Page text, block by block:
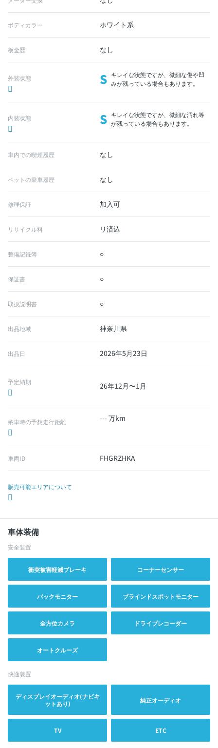
ボディカラー ホワイト系
板金歴 なし
外装状態 S キレイな状態ですが、微細な傷や凹
みが残っている場合もあります。
内装状態 S キレイな状態ですが、微細な汚れ等
が残っている場合もあります。
車内での喫煙履歴 なし
ペットの乗車履歴 なし
修理保証 加入可
リサイクル料 リ済込
整備記録簿 ○
保証書 ○
取扱説明書 ○
出品地域 神奈川県
出品日 2026年5月23日
予定納期 26年12月〜1月
納車時の予想走行距離 --- 万km
車両ID FHGRZHKA
販売可能エリアについて
車体装備
安全装置
衝突被害軽減ブレーキ コーナーセンサー
バックモニター ブラインドスポットモニター
全方位カメラ ドライブレコーダー
オートクルーズ
快適装置
ディスプレイオーディオ(ナビキ
ットあり)
純正オーディオ
TV ETC